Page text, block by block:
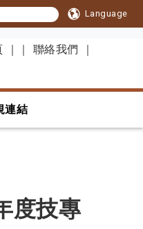
Language
聯絡我們
連結
度技專